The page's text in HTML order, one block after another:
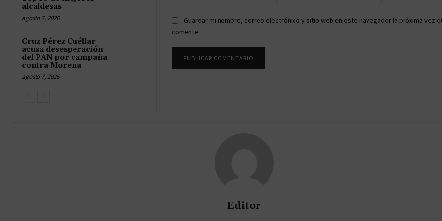
alcaldesas
agosto 7, 2026
Cruz Pérez Cuéllar
acusa desesperación
del PAN por campaña
contra Morena
agosto 7, 2026
Guardar mi nombre, correo electrónico y sitio web en este navegador la próxima vez
comente.
Editor